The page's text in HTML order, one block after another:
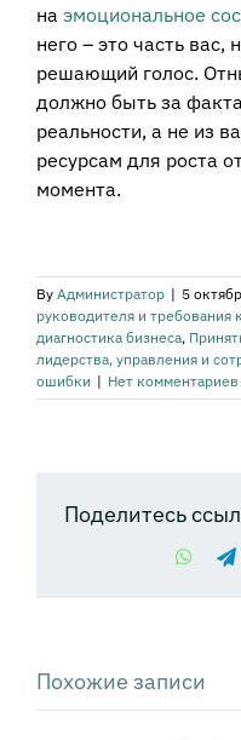
на эмоциональное
него – это часть вас,
решающий голос.
должно быть за
реальности, а не из
ресурсам для роста
момента.
By Администратор | 5
руководителя и требования
диагностика бизнеса,
лидерства, управления и
ошибки | Нет комментариев
Поделитесь
Похожие записи